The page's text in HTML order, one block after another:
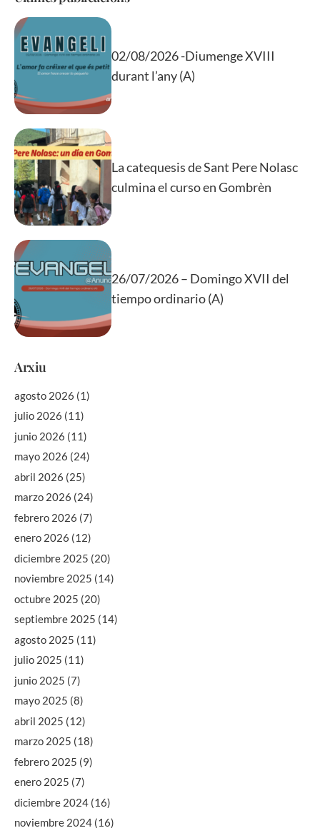
02/08/2026 -Diumenge XVIII
durant l’any (A)
La catequesis de Sant Pere Nolasc
culmina el curso en Gombrèn
26/07/2026 – Domingo XVII del
tiempo ordinario (A)
Arxiu
agosto 2026 (1)
julio 2026 (11)
junio 2026 (11)
mayo 2026 (24)
abril 2026 (25)
marzo 2026 (24)
febrero 2026 (7)
enero 2026 (12)
diciembre 2025 (20)
noviembre 2025 (14)
octubre 2025 (20)
septiembre 2025 (14)
agosto 2025 (11)
julio 2025 (11)
junio 2025 (7)
mayo 2025 (8)
abril 2025 (12)
marzo 2025 (18)
febrero 2025 (9)
enero 2025 (7)
diciembre 2024 (16)
noviembre 2024 (16)